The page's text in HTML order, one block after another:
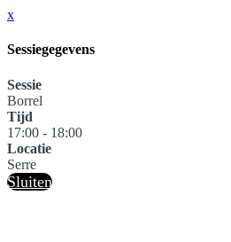
x
Sessiegegevens
Sessie
Borrel
Tijd
17:00 - 18:00
Locatie
Serre
Sluiten